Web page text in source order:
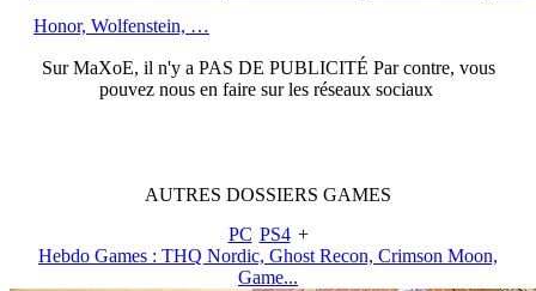
Honor, Wolfenstein, …
SurMaXoE, il n'y a PAS DE PUBLICITÉ Par contre, vous
pouvez nous en faire sur les réseaux sociaux
AUTRES DOSSIERS GAMES
PC PS4 +
Hebdo Games : THQ Nordic, Ghost Recon, Crimson Moon,
Game...